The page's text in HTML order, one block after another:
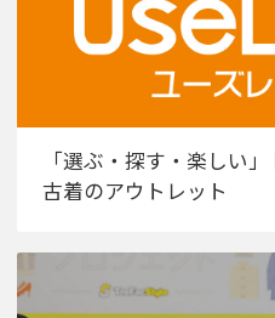
「選ぶ・探す・楽しい
古着のアウトレット